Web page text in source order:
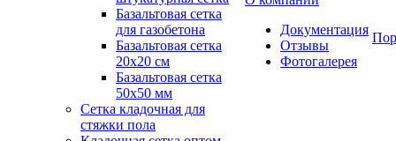
Базальтовая сетка
для газобетона
Базальтовая сетка
20x20 см
Базальтовая сетка
50x50 мм
Сетка кладочная для
стяжки пола
Документация
Отзывы
Фотогалерея